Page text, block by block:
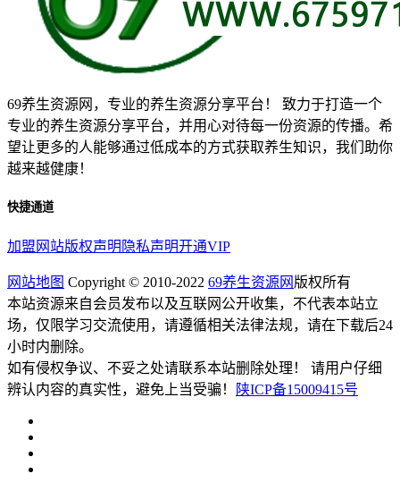
69养生资源网，专业的养生资源分享平台！ 致力于打造一个
专业的养生资源分享平台，并用心对待每一份资源的传播。希
望让更多的人能够通过低成本的方式获取养生知识，我们助你
越来越健康！
快捷通道
加盟网站版权声明 隐私声明开通VIP
网站地图 Copyright © 2010-2022 69养生资源网 版权所有
本站资源来自会员发布以及互联网公开收集，不代表本站立
场，仅限学习交流使用，请遵循相关法律法规，请在下载后24
小时内删除。
如有侵权争议、不妥之处请联系本站删除处理！ 请用户仔细
辨认内容的真实性，避免上当受骗！
陕ICP备15009415号